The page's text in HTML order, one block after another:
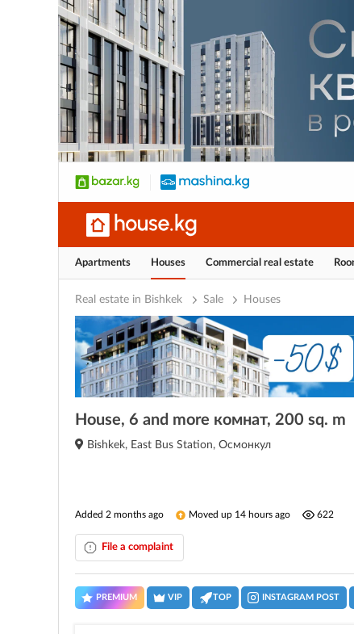
Apartments Houses Commercial real estate
Real estate in Bishkek Sale Houses
House, 6 and more комнат, 200 sq. m
Bishkek, East Bus Station, Осмонкул
Added 2 months ago Moved up 14 hours ago 622
File a complaint
PREMIUM VIP TOP INSTAGRAM POST